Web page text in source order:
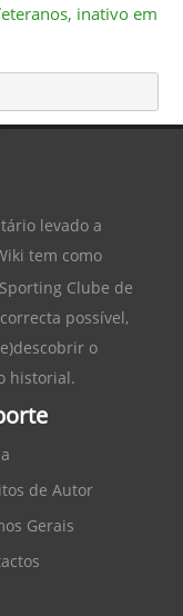
inativo em
levado a
tem como
Sporting Clube de
possível,
o
historial.
de Autor
Gerais